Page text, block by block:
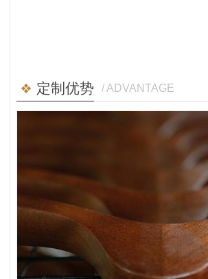
定制优势 / ADVANTAGE